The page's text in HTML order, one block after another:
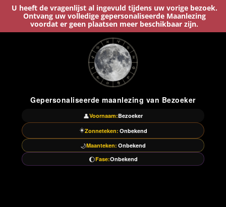
U heeft de vragenlijst al ingevuld tijdens uw vorige bezoek.
Ontvang uw volledige gepersonaliseerde Maanlezing
voordat er geen plaatsen meer beschikbaar zijn.
Gepersonaliseerde maanlezing van Bezoeker
👤Voornaam:Bezoeker
☀️Zonneteken: Onbekend
🌙Maanteken: Onbekend
🌔Fase:Onbekend